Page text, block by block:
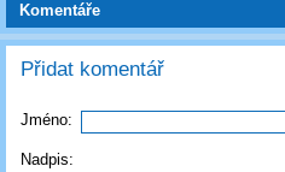
Komentáře
Přidat komentář
Jméno:
Nadpis: